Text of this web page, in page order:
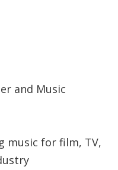
and Music
music for film, TV,